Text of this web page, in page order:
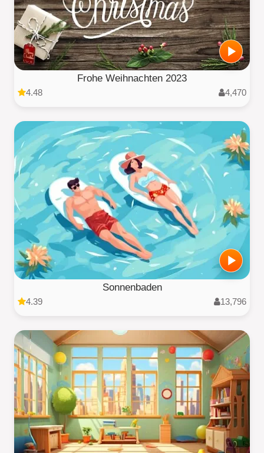
Frohe Weihnachten 2023
4.48 4,470
Sonnenbaden
4.39 13,796